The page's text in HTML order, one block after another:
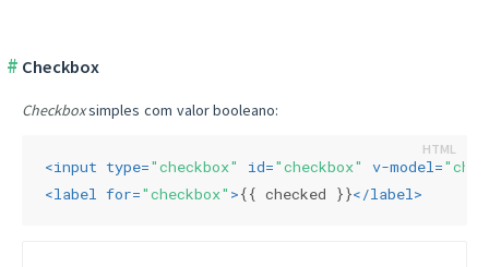
Checkbox
Checkboxsimples com valor booleano:
<input type="checkbox" id="checkbox" v-model=
<label for="checkbox" >{{ checked }}</label>